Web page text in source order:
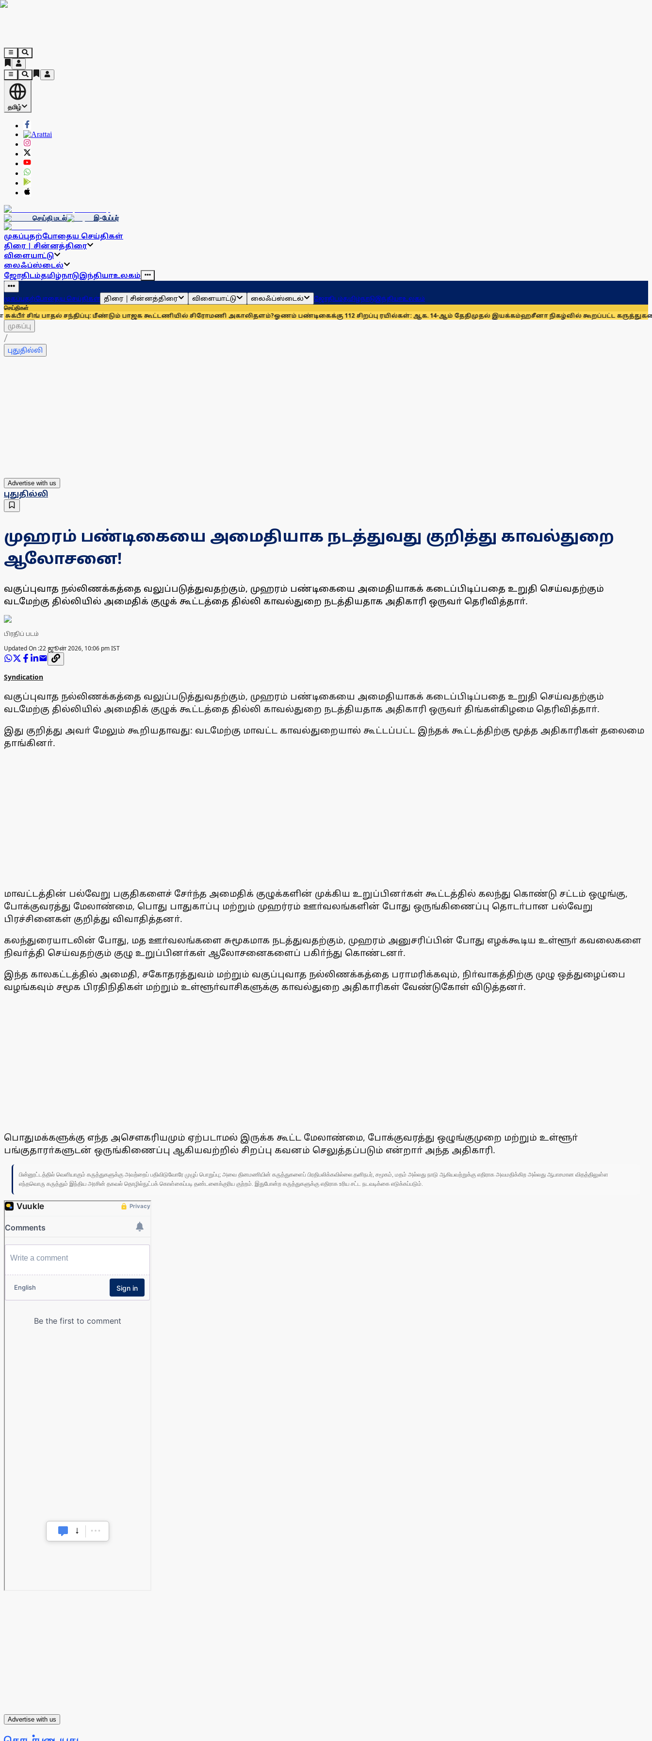
தமிழ்
செய்தி மடல் இ-பேப்பர்
முகப்புதற்போதைய செய்திகள்
திரை | சின்னத்திரை
விளையாட்டு
லைஃப்ஸ்டைல்
ஜோதிடம்தமிழ்நாடுஇந்தியாஉலகம்
முகப்புதற்போதைய செய்திகள் திரை | சின்னத்திரை விளையாட்டு லைஃப்ஸ்டைல் ஜோதிடம்தமிழ்நாடுஇந்தியாஉலகம்
செய்திகள்
பாதல் சந்திப்பு: மீண்டும் பாஜக கூட்டணியில் சிரோமணி அகாலிதளம்?ஓணம் பண்டிகைக்கு 112 சிறப்பு ரயில்கள்: ஆக. 14-ஆம் தேதிமுதல் இயக்கம்ஹசீனா நிகழ்வில் கூறப்பட்ட கருத்துகளை
முகப்பு
/
புதுதில்லி
Advertise with us
புதுதில்லி
முஹரம் பண்டிகையை அமைதியாக நடத்துவது குறித்து காவல்துறை
ஆலோசனை!
வகுப்புவாத நல்லிணக்கத்தை வலுப்படுத்துவதற்கும், முஹரம் பண்டிகையை அமைதியாகக் கடைப்பிடிப்பதை உறுதி செய்வதற்கும்
வடமேற்கு தில்லியில் அமைதிக் குழுக் கூட்டத்தை தில்லி காவல்துறை நடத்தியதாக அதிகாரி ஒருவா் தெரிவித்தாா்.
பிரதிப் படம்
Updated On :22 ஜூன் 2026, 10:06 pm IST
Syndication
வகுப்புவாத நல்லிணக்கத்தை வலுப்படுத்துவதற்கும், முஹரம் பண்டிகையை அமைதியாகக் கடைப்பிடிப்பதை உறுதி செய்வதற்கும்
வடமேற்கு தில்லியில் அமைதிக் குழுக் கூட்டத்தை தில்லி காவல்துறை நடத்தியதாக அதிகாரி ஒருவா் திங்கள்கிழமை தெரிவித்தாா்.
இது குறித்து அவா் மேலும் கூறியதாவது: வடமேற்கு மாவட்ட காவல்துறையால் கூட்டப்பட்ட இந்தக் கூட்டத்திற்கு மூத்த அதிகாரிகள் தலைமை
தாங்கினா்.
மாவட்டத்தின் பல்வேறு பகுதிகளைச் சோ்ந்த அமைதிக் குழுக்களின் முக்கிய உறுப்பினா்கள் கூட்டத்தில் கலந்து கொண்டு சட்டம் ஒழுங்கு,
போக்குவரத்து மேலாண்மை, பொது பாதுகாப்பு மற்றும் முஹர்ரம் ஊா்வலங்களின் போது ஒருங்கிணைப்பு தொடா்பான பல்வேறு
பிரச்சினைகள் குறித்து விவாதித்தனா்.
கலந்துரையாடலின் போது, மத ஊா்வலங்களை சுமூகமாக நடத்துவதற்கும், முஹரம் அனுசரிப்பின் போது எழக்கூடிய உள்ளூா் கவலைகளை
நிவா்த்தி செய்வதற்கும் குழு உறுப்பினா்கள் ஆலோசனைகளைப் பகிா்ந்து கொண்டனா்.
இந்த காலகட்டத்தில் அமைதி, சகோதரத்துவம் மற்றும் வகுப்புவாத நல்லிணக்கத்தை பராமரிக்கவும், நிா்வாகத்திற்கு முழு ஒத்துழைப்பை
வழங்கவும் சமூக பிரதிநிதிகள் மற்றும் உள்ளூா்வாசிகளுக்கு காவல்துறை அதிகாரிகள் வேண்டுகோள் விடுத்தனா்.
பொதுமக்களுக்கு எந்த அசௌகரியமும் ஏற்படாமல் இருக்க கூட்ட மேலாண்மை, போக்குவரத்து ஒழுங்குமுறை மற்றும் உள்ளூா்
பங்குதாரா்களுடன் ஒருங்கிணைப்பு ஆகியவற்றில் சிறப்பு கவனம் செலுத்தப்படும் என்றாா் அந்த அதிகாரி.
பின்னூட்டத்தில் வெளியாகும் கருத்துகளுக்கு அவற்றைப் பதிவிடுவோரே முழுப் பொறுப்பு; அவை தினமணியின் கருத்துகளைப் பிரதிபலிக்கவில்லை.தனிநபர், சமூகம், மதம் அல்லது நாடு ஆகியவற்றுக்கு எதிராக அவமதிக்கிற அல்லது ஆபாசமான விதத்திலுள்ள
எந்தவொரு கருத்தும் இந்திய அரசின் தகவல் தொழில்நுட்பக் கொள்கைப்படி தண்டனைக்குரிய குற்றம். இதுபோன்ற கருத்துகளுக்கு எதிராக உரிய சட்ட நடவடிக்கை எடுக்கப்படும்.
Advertise with us